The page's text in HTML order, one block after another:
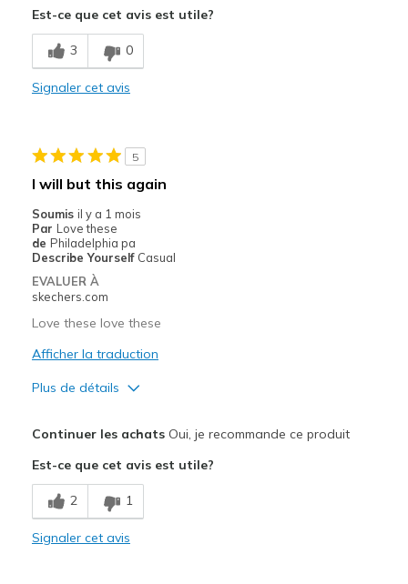
Breathe Well
Comfortable
Les meilleures utilisations
Going Out
Special Occasions
Travel
Width
View On Shoes
Est-ce que cet avis est utile?
3 0
Signaler cet avis
5
I will but this again
Soumis il y a 1 mois
Par Love these
de Philadelphia pa
Describe Yourself Casual
EVALUER À
skechers.com
Love these love these
Afficher la traduction
Plus de détails
Breathe Well
Comfortable
Continuer les achatsOui, je recommande ce produit
Est-ce que cet avis est utile?
2 1
Signaler cet avis